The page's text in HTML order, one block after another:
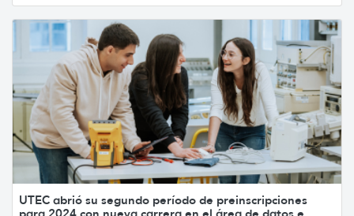
UTEC abrió su segundo período de preinscripciones